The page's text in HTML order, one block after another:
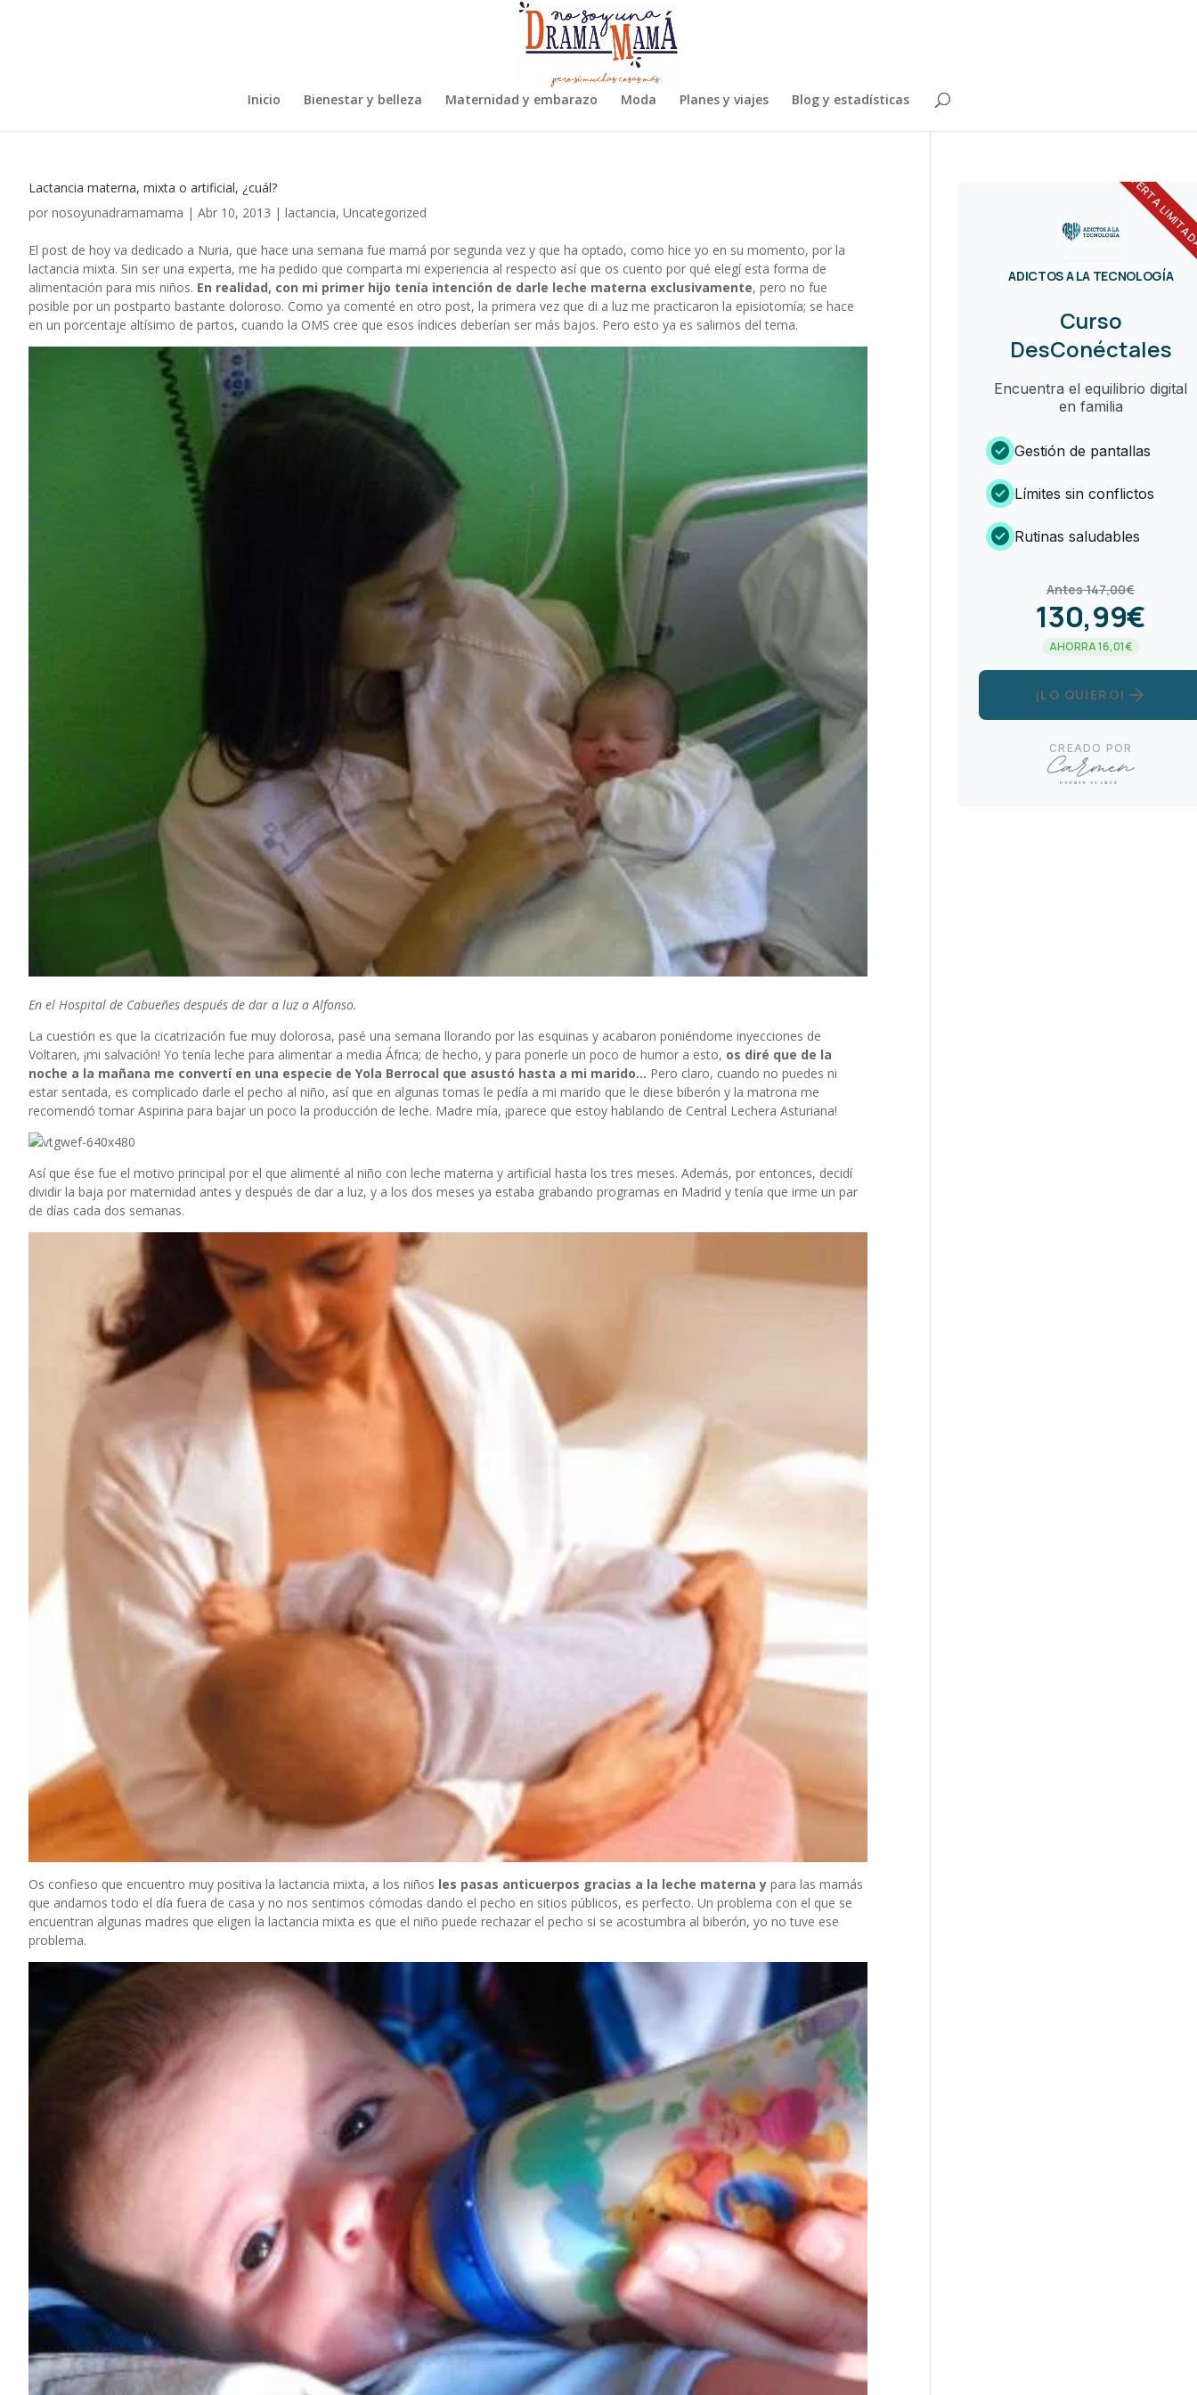
Inicio Bienestar y belleza Maternidad y embarazo Moda Planes y viajes Blog y estadísticas
Lactancia materna, mixta o artificial, ¿cuál?
por nosoyunadramamama | Abr 10, 2013 | lactancia, Uncategorized
El post de hoy va dedicado a Nuria, que hace una semana fue mamá por segunda vez y que ha optado, como hice yo en su momento, por la
lactancia mixta. Sin ser una experta, me ha pedido que comparta mi experiencia al respecto así que os cuento por qué elegí esta forma de
alimentación para mis niños. En realidad, con mi primer hijo tenía intención de darle leche materna exclusivamente, pero no fue
posible por un postparto bastante doloroso. Como ya comenté en otro post, la primera vez que di a luz me practicaron la episiotomía; se hace
en un porcentaje altísimo de partos, cuando la OMS cree que esos índices deberían ser más bajos. Pero esto ya es salirnos del tema.
En el Hospital de Cabueñes después de dar a luz a Alfonso.
La cuestión es que la cicatrización fue muy dolorosa, pasé una semana llorando por las esquinas y acabaron poniéndome inyecciones de
Voltaren, ¡mi salvación! Yo tenía leche para alimentar a media África; de hecho, y para ponerle un poco de humor a esto, os diré que de la
noche a la mañana me convertí en una especie de Yola Berrocal que asustó hasta a mi marido… Pero claro, cuando no puedes ni
estar sentada, es complicado darle el pecho al niño, así que en algunas tomas le pedía a mi marido que le diese biberón y la matrona me
recomendó tomar Aspirina para bajar un poco la producción de leche. Madre mía, ¡parece que estoy hablando de Central Lechera Asturiana!
Así que ése fue el motivo principal por el que alimenté al niño con leche materna y artificial hasta los tres meses. Además, por entonces, decidí
dividir la baja por maternidad antes y después de dar a luz, y a los dos meses ya estaba grabando programas en Madrid y tenía que irme un par
de días cada dos semanas.
Os confieso que encuentro muy positiva la lactancia mixta, a los niños les pasas anticuerpos gracias a la leche materna y para las mamás
que andamos todo el día fuera de casa y no nos sentimos cómodas dando el pecho en sitios públicos, es perfecto. Un problema con el que se
encuentran algunas madres que eligen la lactancia mixta es que el niño puede rechazar el pecho si se acostumbra al biberón, yo no tuve ese
problema.
OFERTA
ADICTOS A LA TECNOLOGÍA
Curso
DesConéctales
Encuentra el equilibrio digital
en familia
check_circle Gestión de pantallas
check_circle Límites sin conflictos
check_circle Rutinas saludables
Antes 147,00€
130,99€
AHORRA 16,01€
¡LO QUIERO! arrow_forward
CREADO POR